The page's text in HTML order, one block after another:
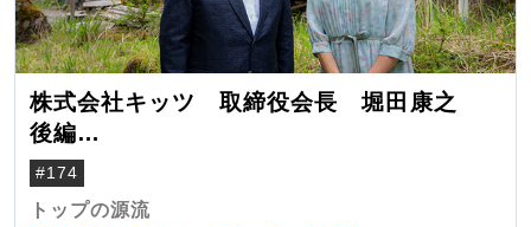
株式会社キッツ 取締役会長 堀田康之
後編
米国駐在でも浮かんだ八ヶ岳 山小屋を営
んだ父母
#174
トップの源流